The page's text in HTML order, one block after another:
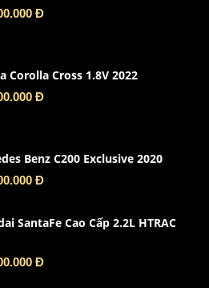
Đ
Corolla Cross 1.8V 2022
Đ
Benz C200 Exclusive 2020
Đ
SantaFe Cao Cấp 2.2L HTRAC
Đ